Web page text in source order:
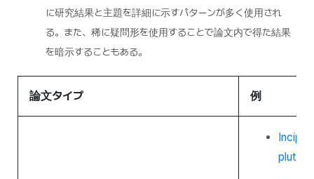
に研究結果と主題を詳細に示すパターンが多く使用され
る。また、稀に疑問形を使用することで論文内で得た結果
を暗示することもある。
論文タイプ 例